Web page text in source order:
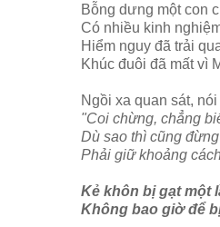
Bỗng dưng một con
Có nhiều kinh
Hiểm nguy đã trải
Khúc đuôi đã mất vì
Ngồi xa quan sát,
"Coi chừng, chẳng
Dù sao thì cũng
Phải giữ khoảng
Kẻ khôn bị gạt một
Không bao giờ để